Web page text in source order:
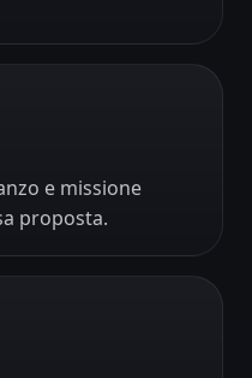
e missione
proposta.